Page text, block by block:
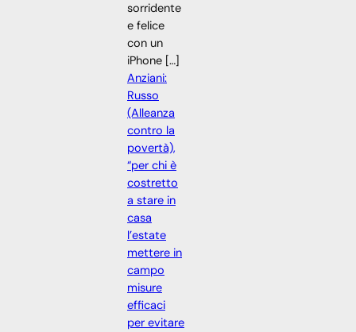
sorridente
e felice
con un
iPhone […]
Anziani:
Russo
(Alleanza
contro la
povertà),
“per chi è
costretto
a stare in
casa
l’estate
mettere in
campo
misure
efficaci
per evitare